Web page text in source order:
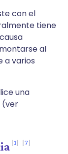
con el
tiene
al
a varios
una
(ver
1 7